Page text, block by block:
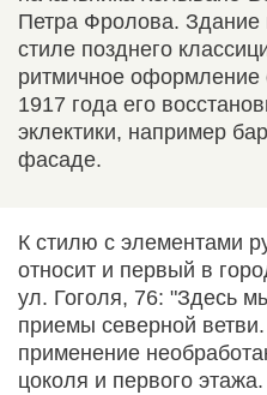
Петра Фролова. Здание
стиле позднего
ритмичное
1917 года его
эклектики, например
фасаде.
К стилю с элементами
относит и первый в
ул. Гоголя, 76: "Здесь
приемы северной
применение
цоколя и первого